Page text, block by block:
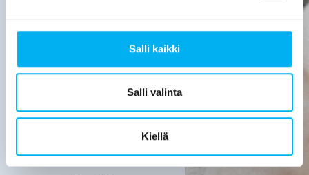
Salli kaikki
Salli valinta
Kiellä
hyvä
selvittää,
kun:
on yli 30
vanha.